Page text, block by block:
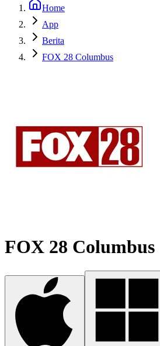
Home
App
Berita
FOX 28 Columbus
FOX 28 Columbus